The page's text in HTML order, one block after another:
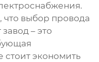
что выбор провода
завод – это
стоит экономить